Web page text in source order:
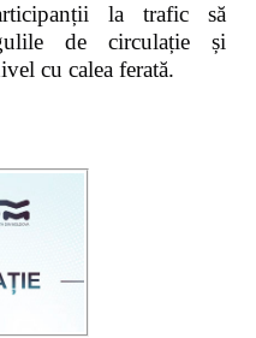
la trafic să
de circulație și
cu calea ferată.